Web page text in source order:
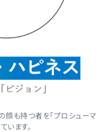
顔も持つ者を「プロシューマ
います。